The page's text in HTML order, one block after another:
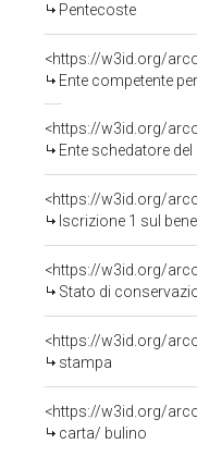
Pentecoste
<https://w3id.org/
Ente competente per tutela del
<https://w3id.org/
Ente schedatore del
<https://w3id.org/
Iscrizione 1 sul
<https://w3id.org/
Stato di
<https://w3id.org/
stampa
<https://w3id.org/
carta/ bulino